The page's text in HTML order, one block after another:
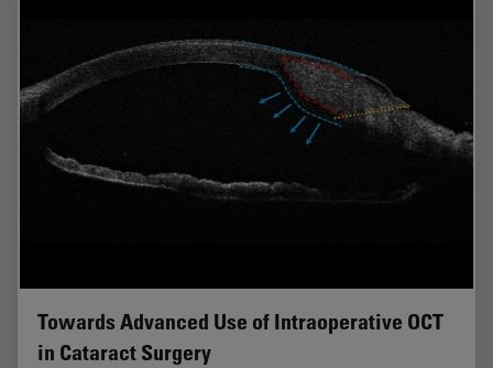
Towards Advanced Use of Intraoperative OCT
in Cataract Surgery